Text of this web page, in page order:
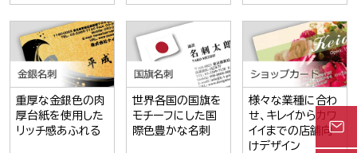
重厚な金銀色の肉
厚台紙を使用した
リッチ感あふれる
世界各国の国旗を
モチーフにした国
際色豊かな名刺
様々な業種に合わ
せ、キレイからカワ
イイまでの店舗向
けデザイン